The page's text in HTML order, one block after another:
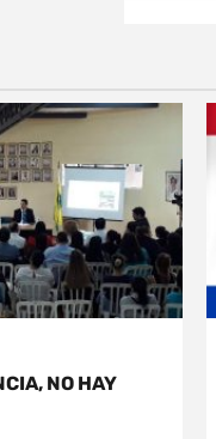
NO HAY